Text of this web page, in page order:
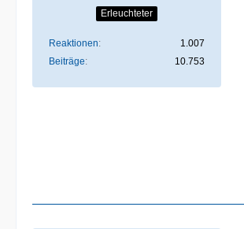
Erleuchteter
Reaktionen
1.007
Beiträge
10.753